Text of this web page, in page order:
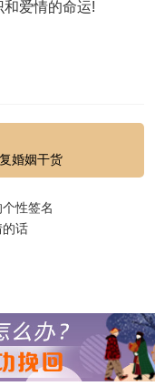
爱情的命运!
婚姻干货
性签名
的话